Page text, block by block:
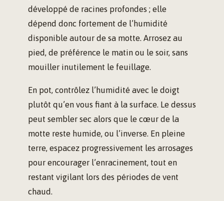
développé de racines profondes ; elle
dépend donc fortement de l’humidité
disponible autour de sa motte. Arrosez au
pied, de préférence le matin ou le soir, sans
mouiller inutilement le feuillage.
En pot, contrôlez l’humidité avec le doigt
plutôt qu’en vous fiant à la surface. Le dessus
peut sembler sec alors que le cœur de la
motte reste humide, ou l’inverse. En pleine
terre, espacez progressivement les arrosages
pour encourager l’enracinement, tout en
restant vigilant lors des périodes de vent
chaud.